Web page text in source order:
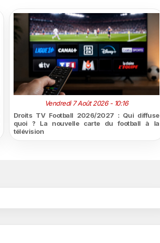
Vendredi 7 Août 2026 - 10:16
Droits TV Football 2026/2027 : Qui diffuse
quoi ? La nouvelle carte du football à la
télévision